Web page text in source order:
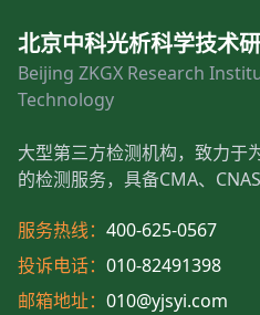
北京中科光析科学技术
Beijing ZKGX Research
Technology
大型第三方检测机构，致力于
的检测服务，具备CMA、
服务热线： 400-625-0567
投诉电话： 010-82491398
邮箱地址： 010@yjsyi.com